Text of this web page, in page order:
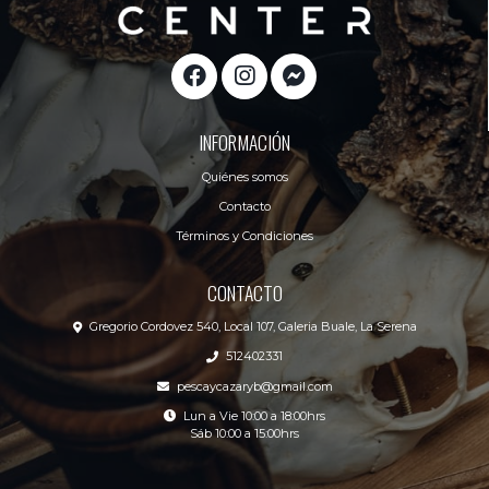
INFORMACIÓN
Quiénes somos
Contacto
Términos y Condiciones
CONTACTO
Gregorio Cordovez 540, Local 107, Galeria Buale, La Serena
512402331
pescaycazaryb@gmail.com
Lun a Vie 10:00 a 18:00hrs
Sáb 10:00 a 15:00hrs